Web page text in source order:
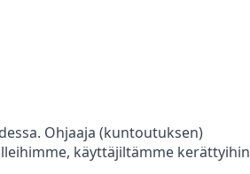
Ohjaaja (kuntoutuksen)
käyttäjiltämme kerättyihin